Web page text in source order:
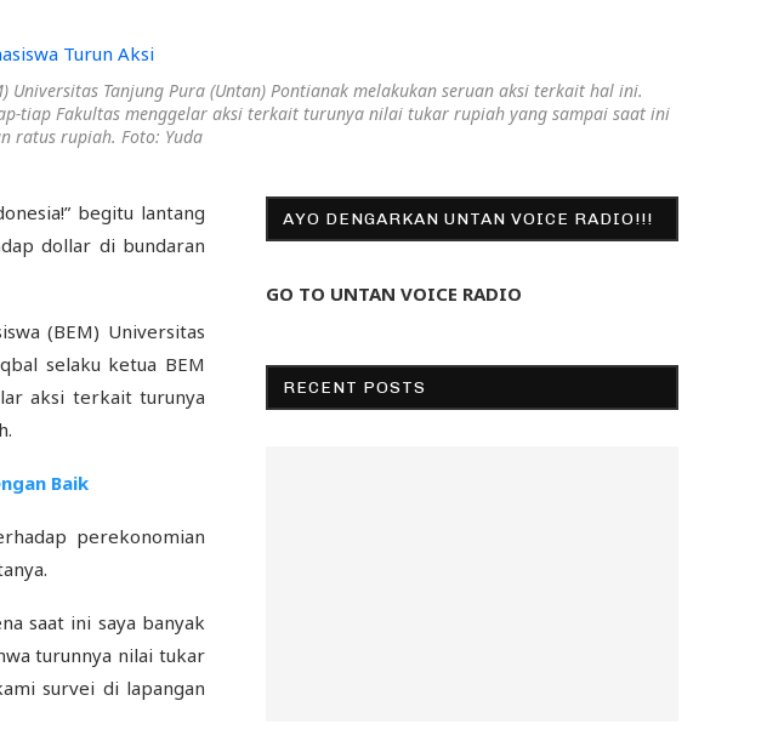
Tanjung Pura (Untan) Pontianak melakukan seruan aksi terkait hal ini.
tiap Fakultas menggelar aksi terkait turunya nilai tukar rupiah yang sampai saat ini
ratus rupiah. Foto: Yuda
begitu lantang
dollar di bundaran
(BEM) Universitas
selaku ketua BEM
aksi terkait turunya
Baik
perekonomian
saat ini saya banyak
turunnya nilai tukar
survei di lapangan
AYO DENGARKAN UNTAN VOICE RADIO!!!
GO TO UNTAN VOICE RADIO
RECENT POSTS